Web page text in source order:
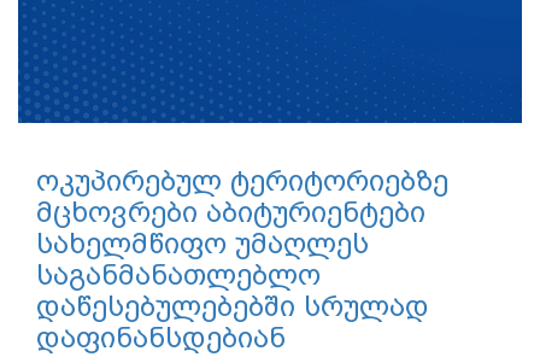
ოკუპირებულ ტერიტორიებზე
მცხოვრები აბიტურიენტები
სახელმწიფო უმაღლეს
საგანმანათლებლო
დაწესებულებებში სრულად
დაფინანსდებიან